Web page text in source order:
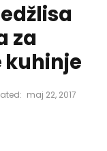
za
kuhinje
maj 22, 2017